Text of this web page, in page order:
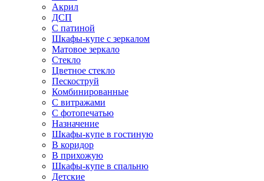
Акрил
ДСП
С патиной
Шкафы-купе с зеркалом
Матовое зеркало
Стекло
Цветное стекло
Пескоструй
Комбинированные
С витражами
С фотопечатью
Назначение
Шкафы-купе в гостиную
В коридор
В прихожую
Шкафы-купе в спальню
Детские